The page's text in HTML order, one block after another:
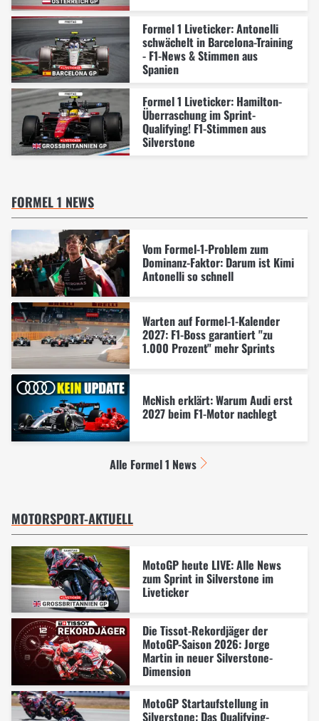
Formel 1 Liveticker: Antonelli
schwächelt in Barcelona-Training
- F1-News & Stimmen aus
Spanien
Formel 1 Liveticker: Hamilton-
Überraschung im Sprint-
Qualifying! F1-Stimmen aus
Silverstone
FORMEL 1 NEWS
Vom Formel-1-Problem zum
Dominanz-Faktor: Darum ist Kimi
Antonelli so schnell
Warten auf Formel-1-Kalender
2027: F1-Boss garantiert "zu
1.000 Prozent" mehr Sprints
McNish erklärt: Warum Audi erst
2027 beim F1-Motor nachlegt
Alle Formel 1 News
MOTORSPORT-AKTUELL
MotoGP heute LIVE: Alle News
zum Sprint in Silverstone im
Liveticker
Die Tissot-Rekordjäger der
MotoGP-Saison 2026: Jorge
Martin in neuer Silverstone-
Dimension
MotoGP Startaufstellung in
Silverstone: Das Qualifying-